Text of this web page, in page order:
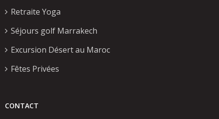
Retraite Yoga
Séjours golf Marrakech
Excursion Désert au Maroc
Fêtes Privées
CONTACT